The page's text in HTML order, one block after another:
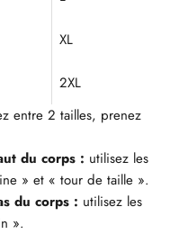
XL
2XL
entre 2 tailles, prenez
du corps : utilisez les
» et « tour de taille ».
du corps : utilisez les
».